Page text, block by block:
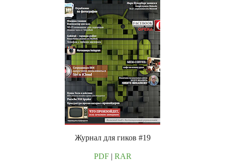
Журнал для гиков #19
PDF| RAR